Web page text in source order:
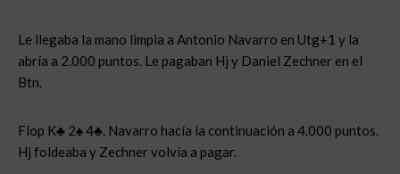
Le llegaba la mano limpia a Antonio Navarro en Utg+1 y la
abría a 2.000 puntos. Le pagaban Hj y Daniel Zechner en el
Btn.
Flop K♣ 2♠ 4♣. Navarro hacía la continuación a 4.000 puntos.
Hj foldeaba y Zechner volvía a pagar.